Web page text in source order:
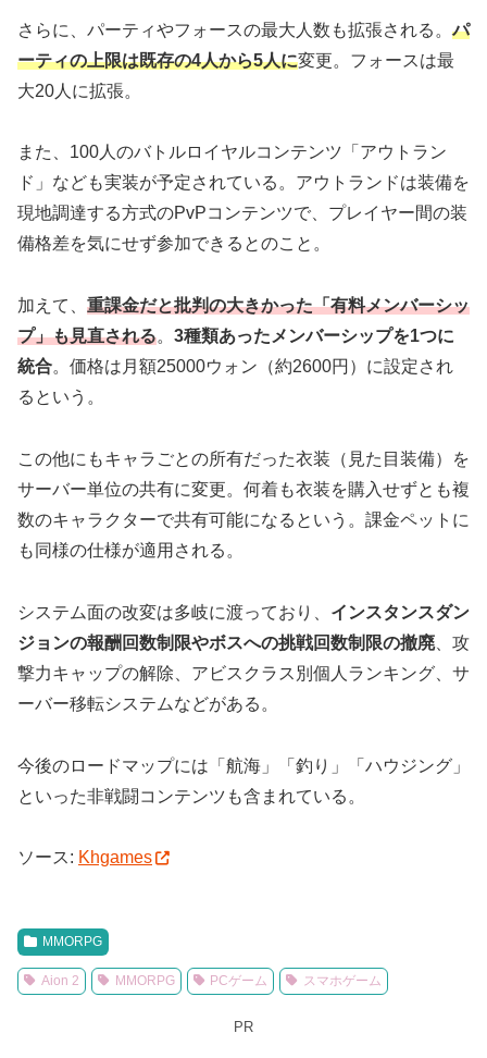
さらに、パーティやフォースの最大人数も拡張される。パ
ーティの上限は既存の4人から5人に変更。フォースは最
大20人に拡張。
また、100人のバトルロイヤルコンテンツ「アウトラン
ド」なども実装が予定されている。アウトランドは装備を
現地調達する方式のPvPコンテンツで、プレイヤー間の装
備格差を気にせず参加できるとのこと。
加えて、 重課金だと批判の大きかった「有料メンバーシッ
プ」も見直される。 3種類あったメンバーシップを1つに
統合。価格は月額25000ウォン（約2600円）に設定され
るという。
この他にもキャラごとの所有だった衣装（見た目装備）を
サーバー単位の共有に変更。何着も衣装を購入せずとも複
数のキャラクターで共有可能になるという。課金ペットに
も同様の仕様が適用される。
システム面の改変は多岐に渡っており、 インスタンスダン
ジョンの報酬回数制限やボスへの挑戦回数制限の撤廃、攻
撃力キャップの解除、アビスクラス別個人ランキング、サ
ーバー移転システムなどがある。
今後のロードマップには「航海」「釣り」「ハウジング」
といった非戦闘コンテンツも含まれている。
ソース: Khgames
MMORPG
Aion 2 MMORPG PCゲーム スマホゲーム
PR